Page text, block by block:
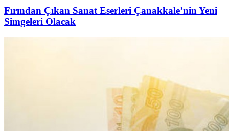
Fırından Çıkan Sanat Eserleri Çanakkale’nin Yeni
Simgeleri Olacak